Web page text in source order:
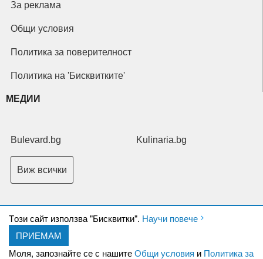
Tози сайт използва "Бисквитки". Научи повече
ПРИЕМАМ
Моля, запознайте се с нашитеОбщи условия и Политика за
За реклама
Общи условия
Политика за поверителност
Политика на 'Бисквитките'
МЕДИИ
Bulevard.bg Kulinaria.bg
Виж всички
Copyright © 2026 Ксениум ООД. Всички права запазени.
XeniumCompany.com